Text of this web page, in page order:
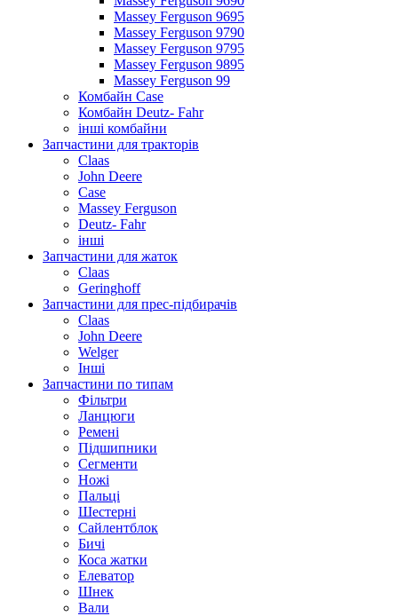
Massey Ferguson 9695
Massey Ferguson 9790
Massey Ferguson 9795
Massey Ferguson 9895
Massey Ferguson 99
Комбайн Case
Комбайн Deutz- Fahr
інші комбайни
Запчастини для тракторів
Claas
John Deere
Case
Massey Ferguson
Deutz- Fahr
інші
Запчастини для жаток
Claas
Geringhoff
Запчастини для прес-підбирачів
Claas
John Deere
Welger
Інші
Запчастини по типам
Фільтри
Ланцюги
Ремені
Підшипники
Сегменти
Ножі
Пальці
Шестерні
Сайлентблок
Бичі
Коса жатки
Елеватор
Шнек
Вали